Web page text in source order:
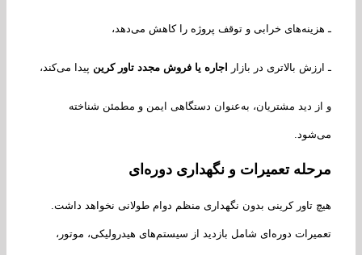
خرابی و توقف پروژه را کاهش می‌دهد،
بالاتری در بازاراجاره یا فروش مجدد تاور کرین پیدا می‌کند،
دید مشتریان، به‌عنوان دستگاهی ایمن و مطمئن شناخته
تعمیرات و نگهداری دوره‌ای
تاور کرینی بدون نگهداری منظم دوام طولانی نخواهد داشت.
دوره‌ای شامل بازدید از سیستم‌های هیدرولیکی، موتور،